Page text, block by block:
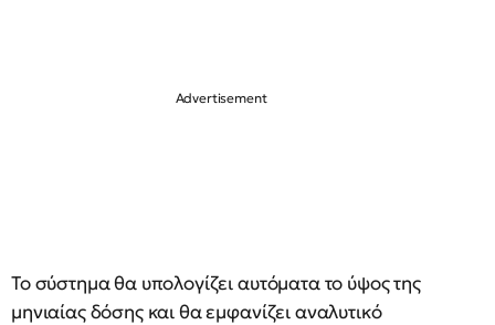
Το σύστημα θα υπολογίζει αυτόματα το ύψος της
μηνιαίας δόσης και θα εμφανίζει αναλυτικό